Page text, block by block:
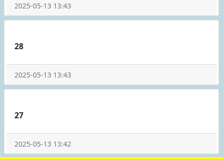
2025-05-13 13:43
28
2025-05-13 13:43
27
2025-05-13 13:42